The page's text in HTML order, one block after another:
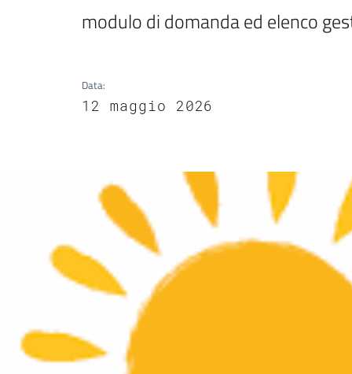
modulo di domanda ed elenco
Data:
12 maggio 2026